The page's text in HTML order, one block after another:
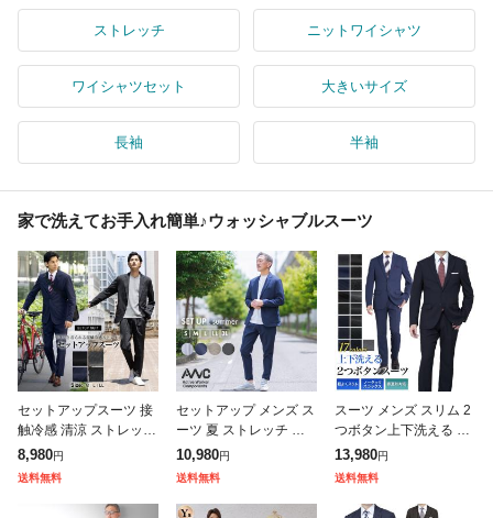
ストレッチ ニットワイシャツ
ワイシャツセット 大きいサイズ
長袖 半袖
家で洗えてお手入れ簡単♪ウォッシャブルスーツ
セットアップスーツ 接
触冷感 清涼 ストレッチ
サイズが選べる 上下 セ
ット レギュラーシルエ
ット ワンタック テーパ
ードパンツ
8,980円
送料無料
セットアップ メンズ ス
ーツ 夏 ストレッチ ブ
ランド AWC 夏用 シア
サッカー 伸びる 春夏
カジュアルスーツ テー
ラード
10,980円
送料無料
スーツ メンズ スリム 2
つボタン上下洗える ウ
ォッシャブルスーツ 春
夏秋 3シーズン ストレ
ッチ ビジネス メンズス
ーツ オ
13,980円
送料無料